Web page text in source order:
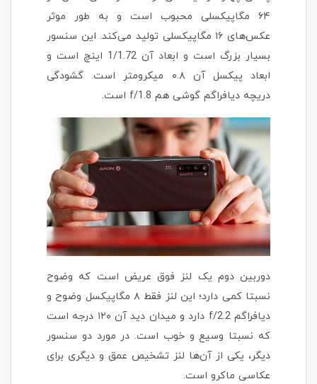
۶۴ مگاپیکسلی محبوب است و به طور موثر
عکس‌های ۱۶ مگاپیکسلی تولید می‌کند. این سنسور
بسیار بزرگ است و ابعاد آن 1/1.72 اینچ است و
ابعاد پیکسل آن ۰.۸ میکرومتر است. گشودگی
دریچه دیافراگم گوشی هم f/1.8 است.
دوربین دوم یک لنز فوق عریض است که وضوح
نسبتا کمی دارد؛ این لنز فقط ۸ مگاپیکسل وضوح و
دیافراگم f/2.2 دارد و میدان دید آن ۱۲۰ درجه است
که نسبتا وسیع و خوب است. در مورد دو سنسور
دیگر، یکی از آن‌ها لنز تشخیص عمق و دیگری برای
عکاسی ماکرو است.